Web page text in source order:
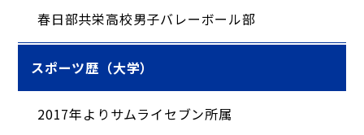
春日部共栄高校男子バレーボール部
スポーツ歴（大学）
2017年よりサムライセブン所属